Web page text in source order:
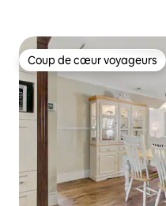
Coup de cœur voyageurs
Coup de cœur voyageurs